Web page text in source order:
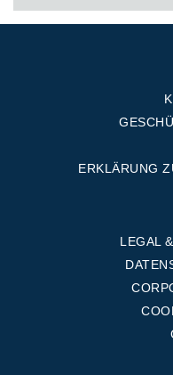
ERKLÄRUNG
LEGAL